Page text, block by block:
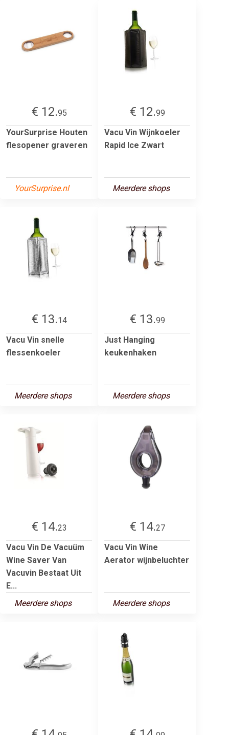
€ 12.95
YourSurprise Houten
flesopener graveren
YourSurprise.nl
€ 12.99
Vacu Vin Wijnkoeler
Rapid Ice Zwart
Meerdere shops
€ 13.14
Vacu Vin snelle
flessenkoeler
Meerdere shops
€ 13.99
Just Hanging
keukenhaken
Meerdere shops
€ 14.23
Vacu Vin De Vacuüm
Wine Saver Van
Vacuvin Bestaat Uit
E...
Meerdere shops
€ 14.27
Vacu Vin Wine
Aerator wijnbeluchter
Meerdere shops